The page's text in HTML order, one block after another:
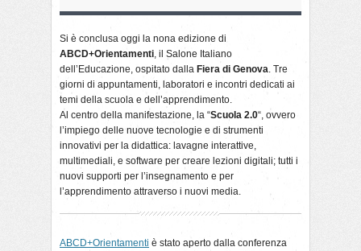
Si è conclusa oggi la nona edizione di
ABCD+Orientamenti , il Salone Italiano
dell’Educazione, ospitato dalla Fiera di Genova . Tre
giorni di appuntamenti, laboratori e incontri dedicati ai
temi della scuola e dell’apprendimento.
Al centro della manifestazione, la “Scuola 2.0“, ovvero
l’impiego delle nuove tecnologie e di strumenti
innovativi per la didattica: lavagne interattive,
multimediali, e software per creare lezioni digitali; tutti i
nuovi supporti per l’insegnamento e per
l’apprendimento attraverso i nuovi media.
ABCD+Orientamenti è stato aperto dalla conferenza